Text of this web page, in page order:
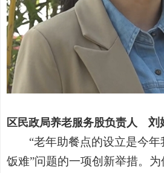
区民政局养老服务股负责人 刘
“老年助餐点的设立是今
饭难”问题的一项创新举措。